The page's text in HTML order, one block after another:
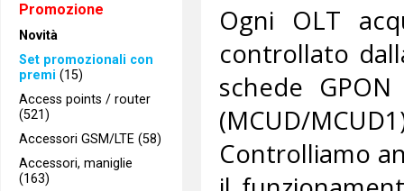
Promozione
Novità
Set promozionali con
premi (15)
Access points / router
(521)
Accessori GSM/LTE (58)
Accessori, maniglie
(163)
Ogni OLT
controllato
schede
(MCUD/
Controlliamo